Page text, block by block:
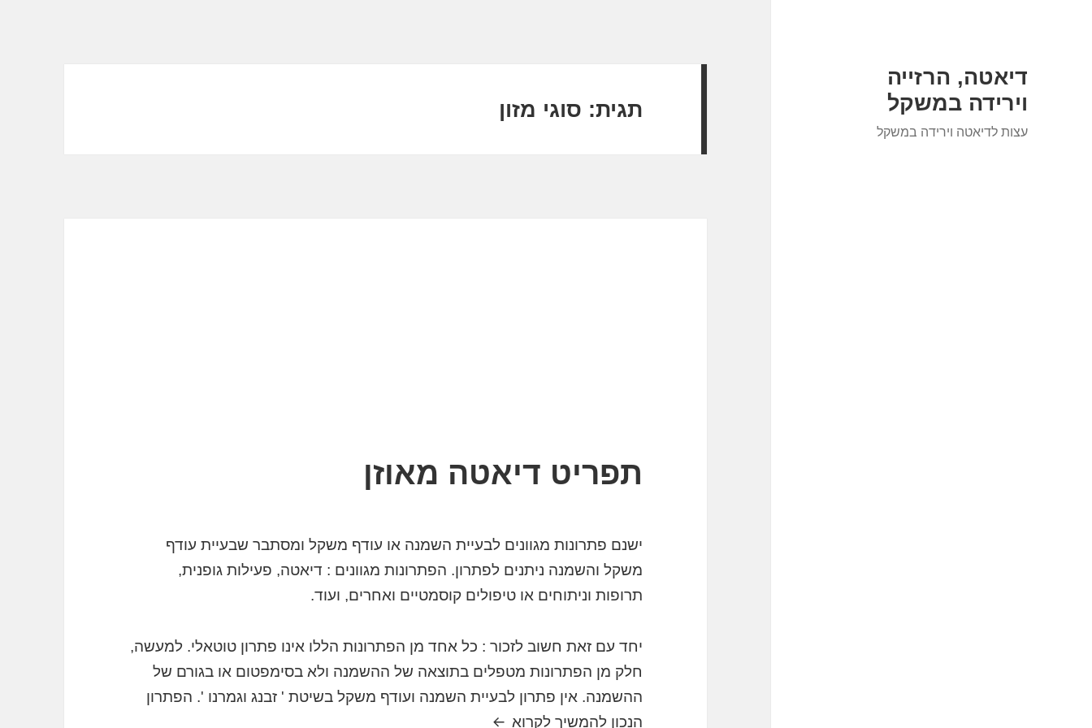
דיאטה, הרזייה
וירידה במשקל
עצות לדיאטה וירידה במשקל
תגית: סוגי מזון
תפריט דיאטה מאוזן
ישנם פתרונות מגוונים לבעיית השמנה או עודף משקל ומסתבר שבעיית עודף
משקל והשמנה ניתנים לפתרון. הפתרונות מגוונים : דיאטה, פעילות גופנית,
תרופות וניתוחים או טיפולים קוסמטיים ואחרים, ועוד.
יחד עם זאת חשוב לזכור : כל אחד מן הפתרונות הללו אינו פתרון טוטאלי. למעשה,
חלק מן הפתרונות מטפלים בתוצאה של ההשמנה ולא בסימפטום או בגורם של
ההשמנה. אין פתרון לבעיית השמנה ועודף משקל בשיטת ' זבנג וגמרנו '. הפתרון
הנכון להמשיך לקרוא תפריט דיאטה מאוזן